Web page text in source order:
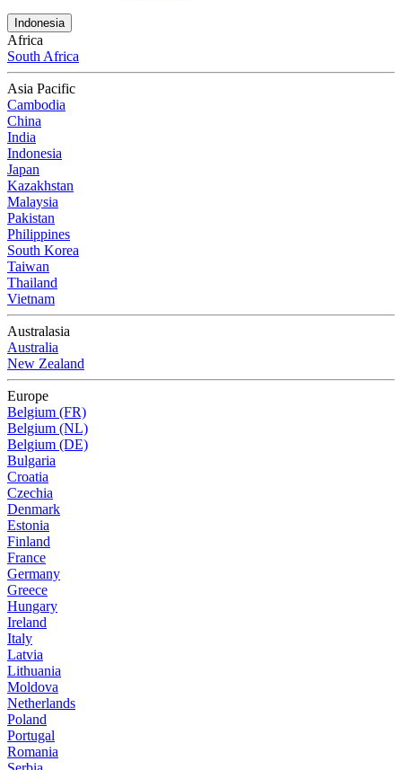
Indonesia
Africa
South Africa
Asia Pacific
Cambodia
China
India
Indonesia
Japan
Kazakhstan
Malaysia
Pakistan
Philippines
South Korea
Taiwan
Thailand
Vietnam
Australasia
Australia
New Zealand
Europe
Belgium (FR)
Belgium (NL)
Belgium (DE)
Bulgaria
Croatia
Czechia
Denmark
Estonia
Finland
France
Germany
Greece
Hungary
Ireland
Italy
Latvia
Lithuania
Moldova
Netherlands
Poland
Portugal
Romania